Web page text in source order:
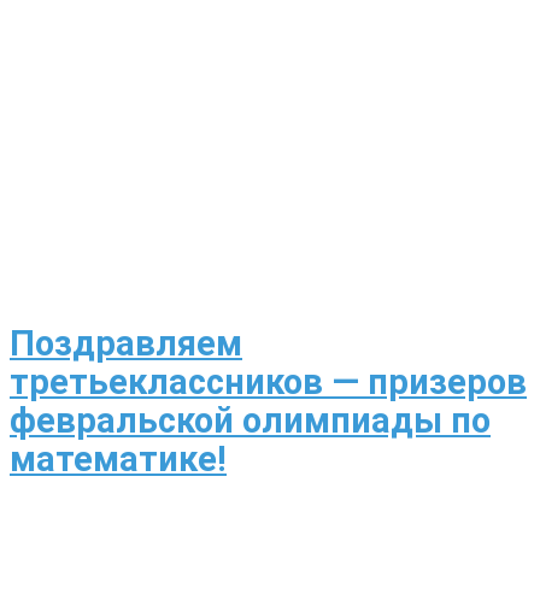
Поздравляем
третьеклассников — призеров
февральской олимпиады по
математике!